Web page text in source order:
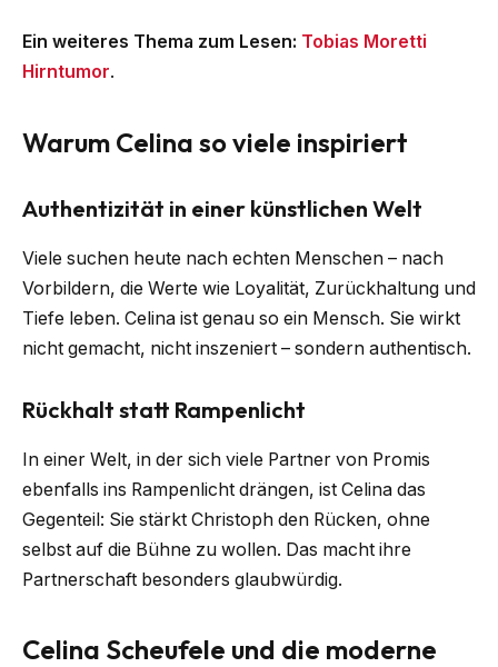
Ein weiteres Thema zum Lesen: Tobias Moretti
Hirntumor.
Warum Celina so viele inspiriert
Authentizität in einer künstlichen Welt
Viele suchen heute nach echten Menschen – nach
Vorbildern, die Werte wie Loyalität, Zurückhaltung und
Tiefe leben. Celina ist genau so ein Mensch. Sie wirkt
nicht gemacht, nicht inszeniert – sondern authentisch.
Rückhalt statt Rampenlicht
In einer Welt, in der sich viele Partner von Promis
ebenfalls ins Rampenlicht drängen, ist Celina das
Gegenteil: Sie stärkt Christoph den Rücken, ohne
selbst auf die Bühne zu wollen. Das macht ihre
Partnerschaft besonders glaubwürdig.
Celina Scheufele und die moderne